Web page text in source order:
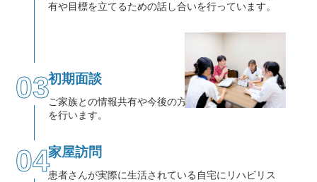
有や目標を立てるための話し合いを行っています。
03初期面談
ご家族との情報共有や今後の方針について話し合い
を行います。
04家屋訪問
患者さんが実際に生活されている自宅にリハビリス